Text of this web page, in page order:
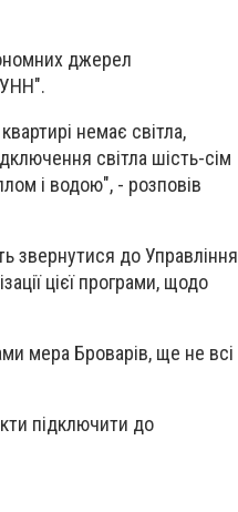
джерел
немає світла,
світла шість-сім
і водою", - розповів
звернутися до Управління
цієї програми, щодо
мера Броварів, ще не всі
підключити до